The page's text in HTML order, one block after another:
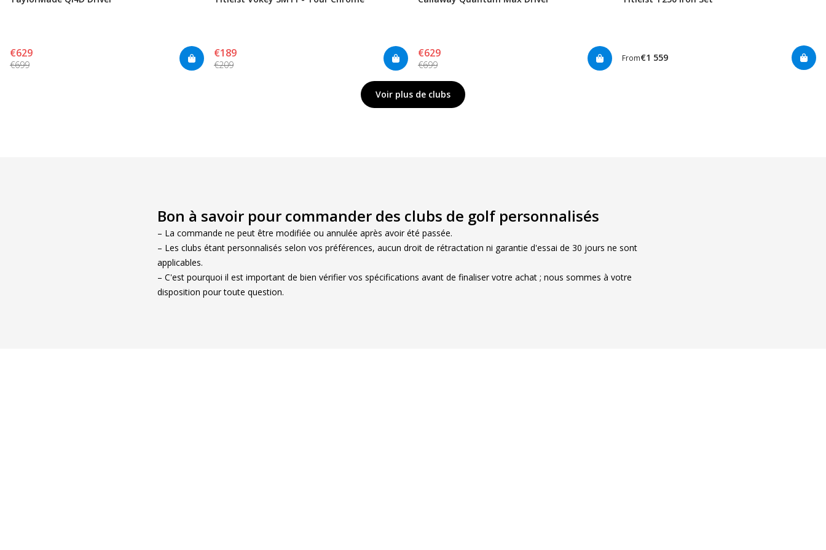
€629
€699
€189
€209
€629
€699
From€1 559
Voir plus de clubs
Bon à savoir pour commander des clubs de golf personnalisés
– La commande ne peut être modifiée ou annulée après avoir été passée.
– Les clubs étant personnalisés selon vos préférences, aucun droit de rétractation ni garantie d'essai de 30 jours ne sont
applicables.
– C'est pourquoi il est important de bien vérifier vos spécifications avant de finaliser votre achat ; nous sommes à votre
disposition pour toute question.